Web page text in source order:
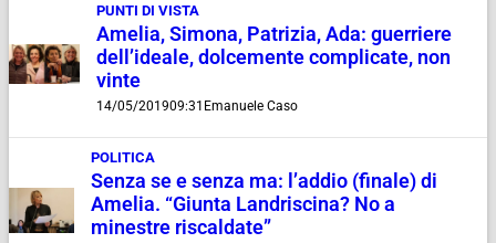
PUNTI DI VISTA
Amelia, Simona, Patrizia, Ada: guerriere
dell’ideale, dolcemente complicate, non
vinte
14/05/201909:31 Emanuele Caso
POLITICA
Senza se e senza ma: l’addio (finale) di
Amelia. “Giunta Landriscina? No a
minestre riscaldate”